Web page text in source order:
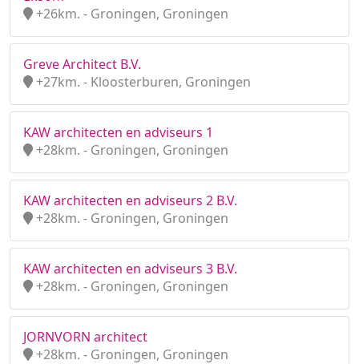
+26km. - Groningen, Groningen
Greve Architect B.V.
+27km. - Kloosterburen, Groningen
KAW architecten en adviseurs 1
+28km. - Groningen, Groningen
KAW architecten en adviseurs 2 B.V.
+28km. - Groningen, Groningen
KAW architecten en adviseurs 3 B.V.
+28km. - Groningen, Groningen
JORNVORN architect
+28km. - Groningen, Groningen